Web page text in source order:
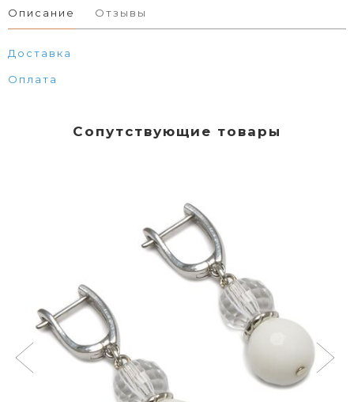
Описание Отзывы
Доставка
Оплата
Сопутствующие товары